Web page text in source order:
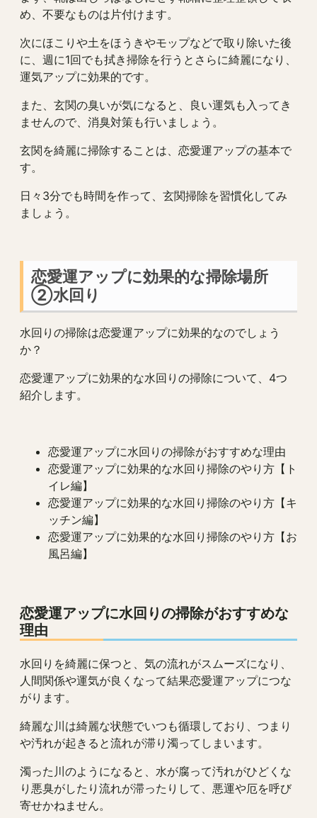
め、不要なものは片付けます。
次にほこりや土をほうきやモップなどで取り除いた後
に、週に1回でも拭き掃除を行うとさらに綺麗になり、
運気アップに効果的です。
また、玄関の臭いが気になると、良い運気も入ってき
ませんので、消臭対策も行いましょう。
玄関を綺麗に掃除することは、恋愛運アップの基本で
す。
日々3分でも時間を作って、玄関掃除を習慣化してみ
ましょう。
恋愛運アップに効果的な掃除場所
②水回り
水回りの掃除は恋愛運アップに効果的なのでしょう
か？
恋愛運アップに効果的な水回りの掃除について、4つ
紹介します。
恋愛運アップに水回りの掃除がおすすめな理由
恋愛運アップに効果的な水回り掃除のやり方【ト
イレ編】
恋愛運アップに効果的な水回り掃除のやり方【キ
ッチン編】
恋愛運アップに効果的な水回り掃除のやり方【お
風呂編】
恋愛運アップに水回りの掃除がおすすめな
理由
水回りを綺麗に保つと、気の流れがスムーズになり、
人間関係や運気が良くなって結果恋愛運アップにつな
がります。
綺麗な川は綺麗な状態でいつも循環しており、つまり
や汚れが起きると流れが滞り濁ってしまいます。
濁った川のようになると、水が腐って汚れがひどくな
り悪臭がしたり流れが滞ったりして、悪運や厄を呼び
寄せかねません。